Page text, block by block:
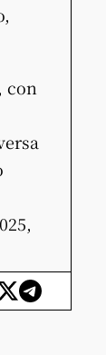
con